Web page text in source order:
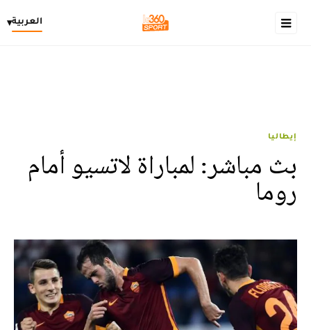
العربية▾
إيطاليا
بث مباشر: لمباراة لاتسيو أمام
روما